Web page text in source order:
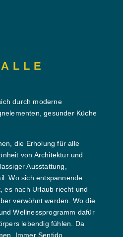
durch moderne
gesunder Küche
die Erholung für alle
von Architektur und
Ausstattung,
Wo sich entspannende
es nach Urlaub riecht und
verwöhnt werden. Wo die
Wellnessprogramm dafür
lebendig fühlen. Da
Immer Sentido.